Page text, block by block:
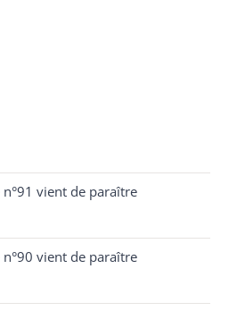
vient de paraître
vient de paraître